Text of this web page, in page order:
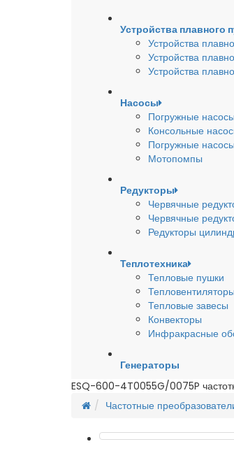
Устройства плавного
Устройства
Устройства
Устройства
Насосы
Погружные
Консольные
Погружные
Мотопомпы
Редукторы
Червячные
Червячные
Редукторы
Теплотехника
Тепловые пушки
Тепловентиляторы
Тепловые завесы
Конвекторы
Инфракрасные
Генераторы
ESQ-600-4T0055G/0075P
Частотные